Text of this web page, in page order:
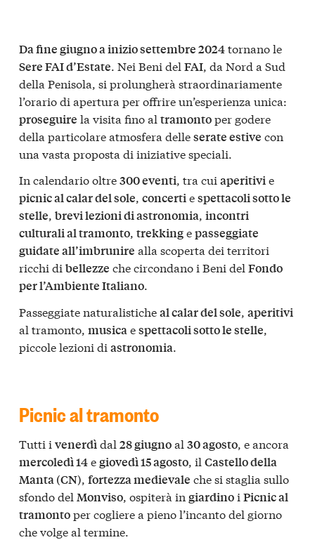
Da fine giugno a inizio settembre 2024tornano le
Sere FAI d’Estate. Nei Beni del FAI, da Nord a Sud
della Penisola, si prolungherà straordinariamente
l’orario di apertura per offrire un’esperienza unica:
proseguire la visita fino al tramontoper godere
della particolare atmosfera delleserate estive con
una vasta proposta di iniziative speciali.
In calendario oltre300 eventi, tra cui aperitivie
picnic al calar del sole, concertiespettacoli sotto le
stelle, brevi lezioni di astronomia, incontri
culturali al tramonto, trekkingepasseggiate
guidate all’imbrunire alla scoperta dei territori
ricchi di bellezze che circondano i Beni del Fondo
per l’Ambiente Italiano.
Passeggiate naturalisticheal calar del sole, aperitivi
al tramonto, musicaespettacoli sotto le stelle,
piccole lezioni di astronomia.
Picnic al tramonto
Tutti i venerdìdal 28 giugnoal 30 agosto, e ancora
mercoledì 14egiovedì 15 agosto, il Castello della
Manta (CN), fortezza medievale che si staglia sullo
sfondo del Monviso, ospiterà in giardinoi Picnic al
tramontoper cogliere a pieno l’incanto del giorno
che volge al termine.